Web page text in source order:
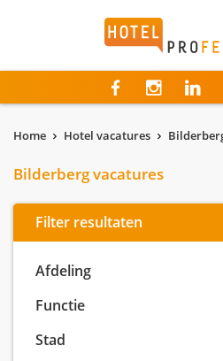
Home Hotel vacatures
Bilderberg vacatures
Filter resultaten
Afdeling
Functie
Stad